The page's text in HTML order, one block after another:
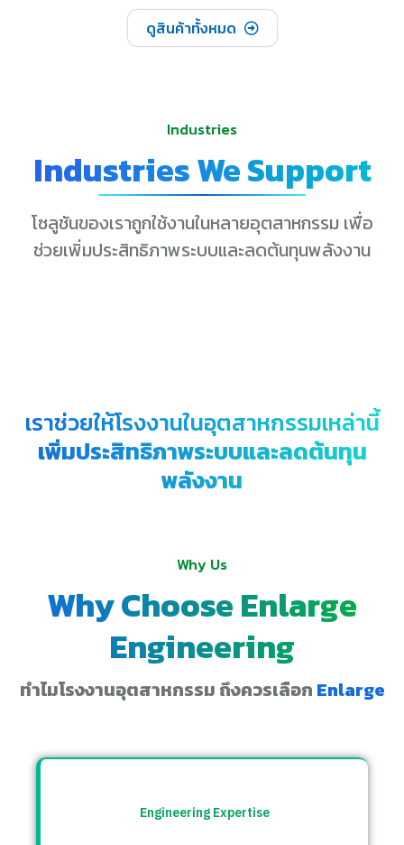
ดูสินค้าทั้งหมด
Industries
Industries We Support
โซลูชันของเราถูกใช้งานในหลายอุตสาหกรรม เพื่อ
ช่วยเพิ่มประสิทธิภาพระบบและลดต้นทุนพลังงาน
เราช่วยให้โรงงานในอุตสาหกรรมเหล่านี้
เพิ่มประสิทธิภาพระบบและลดต้นทุน
พลังงาน
Why Us
Why Choose Enlarge
Engineering
ทำไมโรงงานอุตสาหกรรม ถึงควรเลือก Enlarge
Engineering Expertise